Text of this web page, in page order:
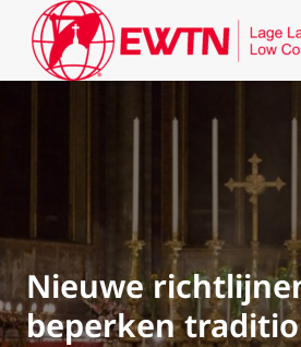
Nieuwe
beperken